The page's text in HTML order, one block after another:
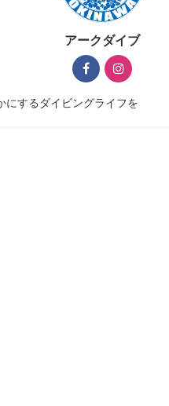
アークダイブ
にするダイビングライフを